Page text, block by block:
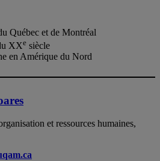
Québec et de Montréal
XXe siècle
en Amérique du Nord
et ressources humaines,